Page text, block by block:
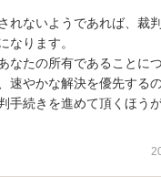
れないようであれば、裁
なります。
なたの所有であることに
速やかな解決を優先する
手続きを進めて頂くほう